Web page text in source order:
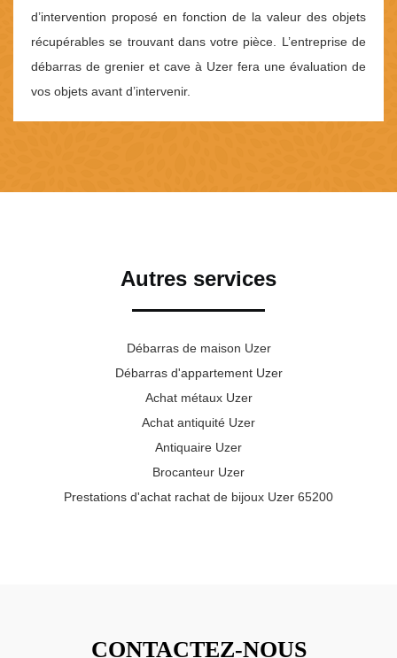
d’intervention proposé en fonction de la valeur des objets
récupérables se trouvant dans votre pièce. L’entreprise de
débarras de grenier et cave à Uzer fera une évaluation de
vos objets avant d’intervenir.
Autres services
Débarras de maison Uzer
Débarras d'appartement Uzer
Achat métaux Uzer
Achat antiquité Uzer
Antiquaire Uzer
Brocanteur Uzer
Prestations d'achat rachat de bijoux Uzer 65200
CONTACTEZ-NOUS